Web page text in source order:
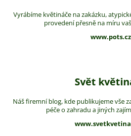
Vyrábíme květináče na zakázku,
provedení přesně na míru
www.pots.cz
Svět
Náš firemní blog, kde publikujeme vše
péče o zahradu a jiných